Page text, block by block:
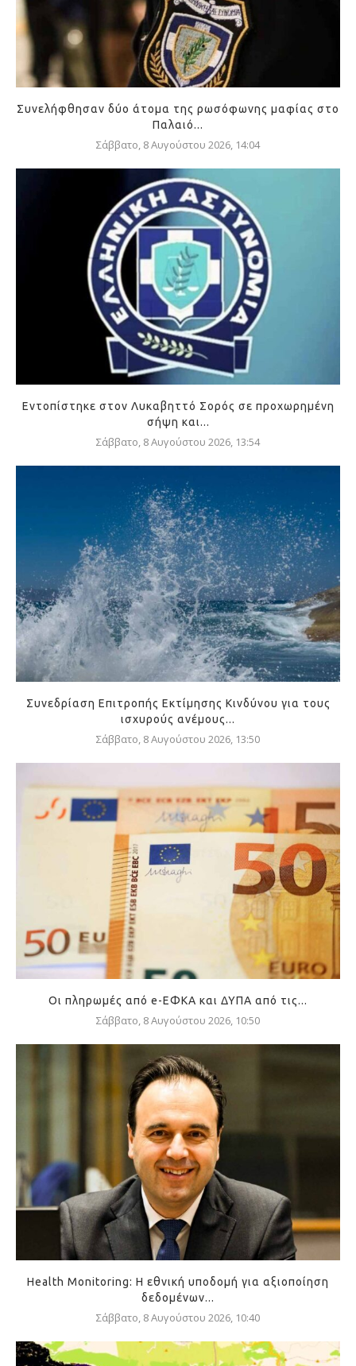
Συνελήφθησαν δύο άτομα της ρωσόφωνης μαφίας στο
Παλαιό...
Σάββατο, 8 Αυγούστου 2026, 14:04
Εντοπίστηκε στον Λυκαβηττό Σορός σε προχωρημένη
σήψη και...
Σάββατο, 8 Αυγούστου 2026, 13:54
Συνεδρίαση Επιτροπής Εκτίμησης Κινδύνου για τους
ισχυρούς ανέμους...
Σάββατο, 8 Αυγούστου 2026, 13:50
Οι πληρωμές από e-ΕΦΚΑ και ΔΥΠΑ από τις...
Σάββατο, 8 Αυγούστου 2026, 10:50
Health Monitoring: Η εθνική υποδομή για αξιοποίηση
δεδομένων...
Σάββατο, 8 Αυγούστου 2026, 10:40